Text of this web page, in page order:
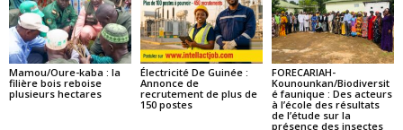
Mamou/Oure-kaba : la
filière bois reboise
plusieurs hectares
Électricité De Guinée :
Annonce de
recrutement de plus de
150 postes
FORECARIAH-
Kounounkan/Biodiversit
é faunique : Des acteurs
à l’école des résultats
de l’étude sur la
présence des insectes